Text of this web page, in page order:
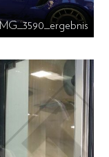
IMG_3590_ergebnis